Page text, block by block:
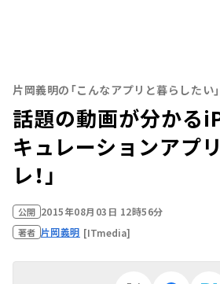
片岡義明の「こんなアプリと暮らしたい」
話題の動画が分かる
キュレーションアプ
レ！」
公開 2015年08月03日 12時56分
著者 片岡義明 [ITmedia]